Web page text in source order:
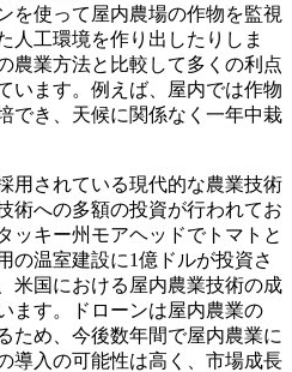
を使って屋内農場の作物を監視
人工環境を作り出したりしま
農業方法と比較して多くの利点
います。例えば、屋内では作物
でき、天候に関係なく一年中栽
用されている現代的な農業技術
術への多額の投資が行われてお
ッキー州モアヘッドでトマトと
の温室建設に1億ドルが投資さ
米国における屋内農業技術の成
ます。ドローンは屋内農業の
ため、今後数年間で屋内農業に
導入の可能性は高く、市場成長